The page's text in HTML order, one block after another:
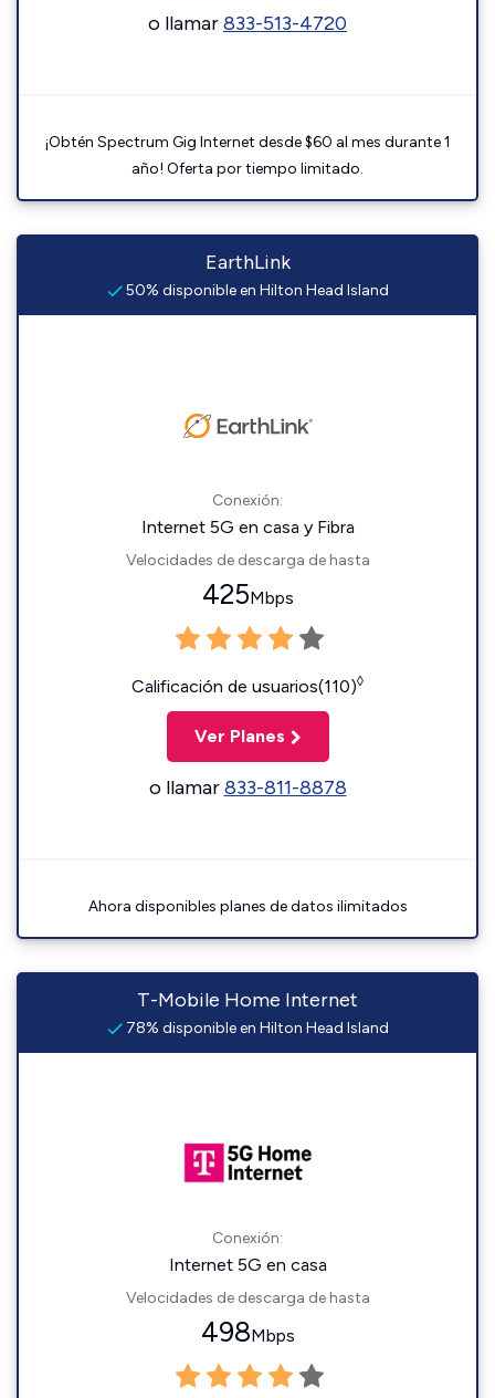
o llamar833-513-4720
¡Obtén Spectrum Gig Internet desde $60 al mes durante 1
año! Oferta por tiempo limitado.
EarthLink
50% disponible en Hilton Head Island
Conexión:
Internet 5G en casa y Fibra
Velocidades de descarga de hasta
425Mbps
Calificación de usuarios(110)◊
Ver Planes
o llamar833-811-8878
Ahora disponibles planes de datos ilimitados
T-Mobile Home Internet
78% disponible en Hilton Head Island
Conexión:
Internet 5G en casa
Velocidades de descarga de hasta
498Mbps